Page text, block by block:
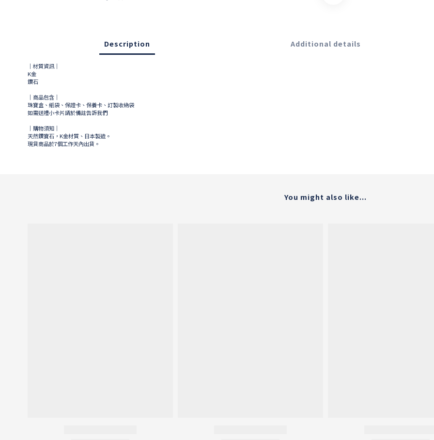
Description Additional details
｜材質資訊｜
K金
鑽石
｜商品包含｜
珠寶盒、紙袋、保證卡、保養卡、訂製收納袋
如需送禮小卡片請於備註告訴我們
｜購物須知｜
天然鑽寶石，K金材質、日本製造。
現貨商品於7個工作天內出貨。
You might also like...